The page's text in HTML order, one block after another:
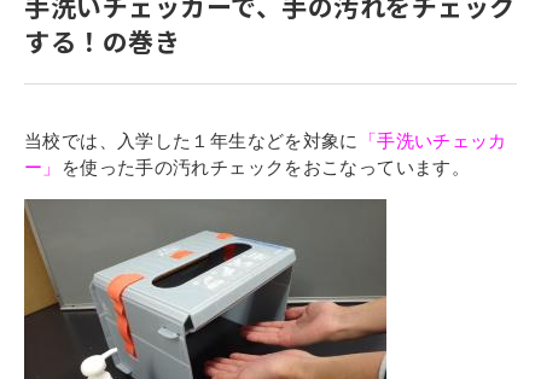
公共職業訓練
よくあるご質問
在校生の皆さまへ
卒業生の皆さまへ
新着情報
する！の巻き
当校では、入学した１年生などを対象に
「手洗いチェッカ
ー」
を使った手の汚れチェックをおこなっています。